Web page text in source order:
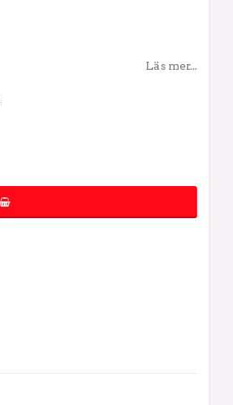
Läs mer...